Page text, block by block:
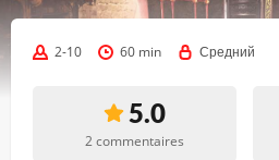
2-10 60 min Средний
5.0
2 commentaires